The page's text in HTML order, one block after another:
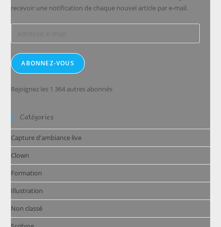
recevoir une notification de chaque nouvel article par e-mail.
e-
mail
ABONNEZ-VOUS
Rejoignez les 1 364 autres abonnés
Catégories
Capture d'ambiance live
Clown
Formation
Illustration
Non classé